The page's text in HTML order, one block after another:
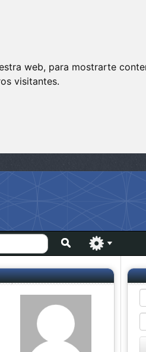
web, para mostrarte
visitantes.